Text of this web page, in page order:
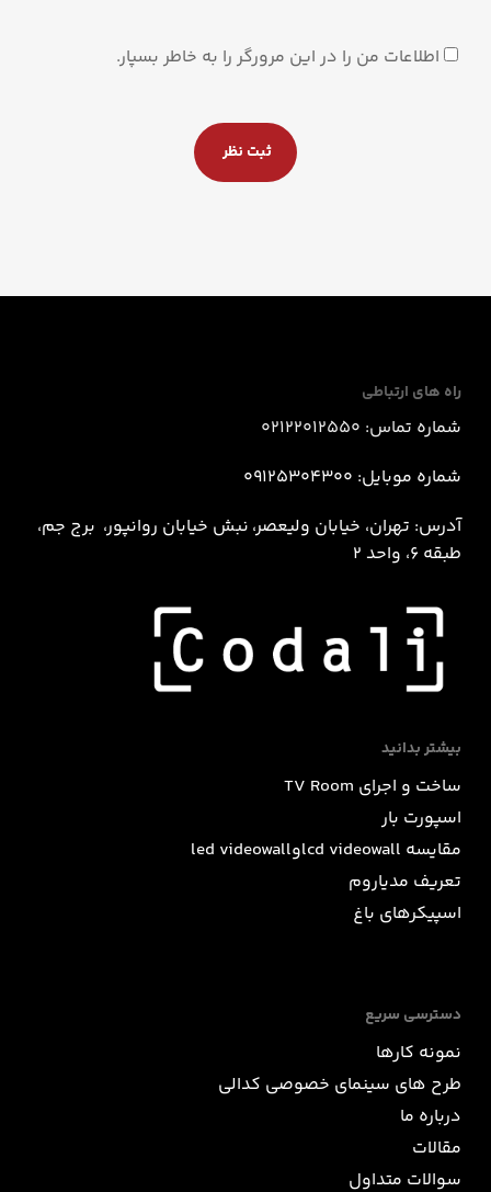
اطلاعات من را در این مرورگر را به خاطر بسپار.
راه های ارتباطی
شماره تماس: 02122012550
شماره موبایل: 09125304300
آدرس: تهران، خیابان ولیعصر، نبش خيابان روانپور، برج جم،
طبقه 6، واحد 2
بیشتر بدانید
ساخت و اجرای TV Room
اسپورت بار
مقایسه lcd videowallوled videowall
تعریف مدیاروم
اسپیکرهای باغ
دسترسی سریع
نمونه کارها
طرح های سینمای خصوصی کدالی
درباره ما
مقالات
سوالات متداول